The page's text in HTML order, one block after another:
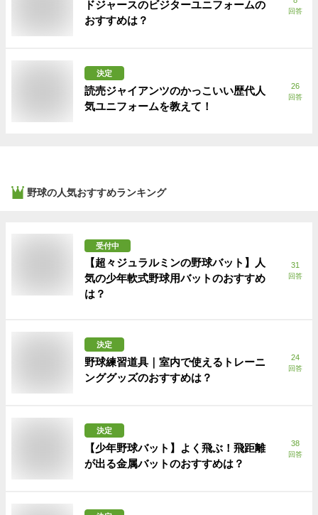
ドジャースのビジターユニフォームの
おすすめは？
回答
決定
読売ジャイアンツのかっこいい歴代人
気ユニフォームを教えて！
26
回答
野球の人気おすすめランキング
受付中
【超々ジュラルミンの野球バット】人
気の少年軟式野球用バットのおすすめ
は？
31
回答
決定
野球練習道具｜室内で使えるトレーニ
ンググッズのおすすめは？
24
回答
決定
【少年野球バット】よく飛ぶ！飛距離
が出る金属バットのおすすめは？
38
回答